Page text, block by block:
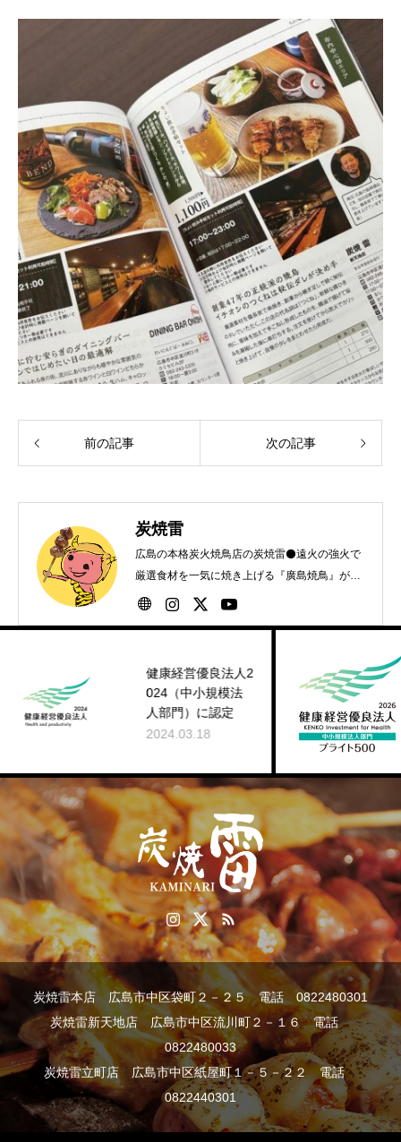
前の記事 次の記事
炭焼雷
広島の本格炭火焼鳥店の炭焼雷⚫️遠火の強火で
厳選食材を一気に焼き上げる『廣島焼鳥』が自
慢です！
健康経営優良法人2
024（中小規模法
人部門）に認定
健康
026
炭焼雷本店 広島市中区袋町２－２５ 電話 0822480301
炭焼雷新天地店 広島市中区流川町２－１６ 電話
0822480033
炭焼雷立町店 広島市中区紙屋町１－５－２２ 電話
0822440301